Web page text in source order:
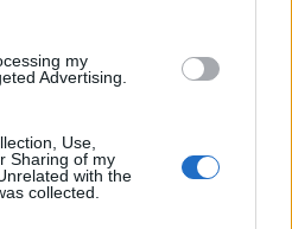
my
Advertising.
Use,
Sharing of my
with the
collected.
2000 /2000
από reCAPTCHA, ισχύουν
της Google.